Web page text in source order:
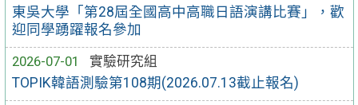
東吳大學「第28屆全國高中高職日語演講比賽」，歡
迎同學踴躍報名參加
2026-07-01
實驗研究組
TOPIK韓語測驗第108期(2026.07.13截止報名)